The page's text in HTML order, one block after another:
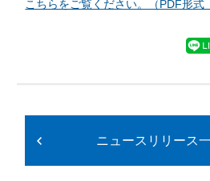
こちらをご覧ください。（PDF形
ニュースリリース